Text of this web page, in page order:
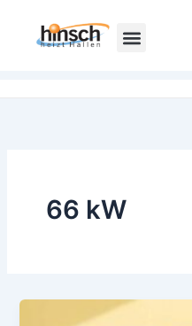
springen
66 kW